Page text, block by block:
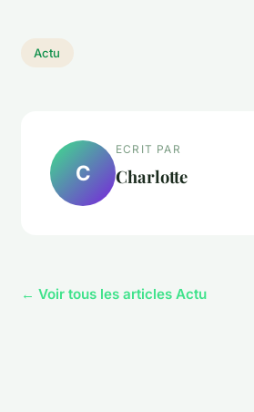
Actu
C
ECRIT PAR
Charlotte
← Voir tous les articles Actu